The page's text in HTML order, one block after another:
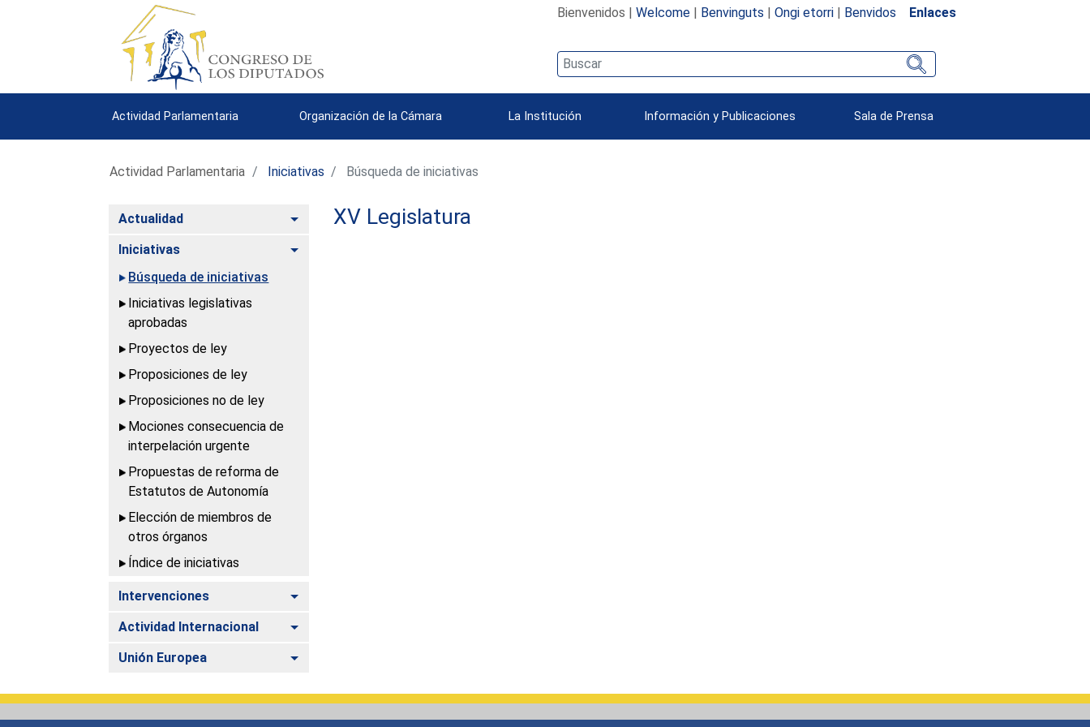
Bienvenidos | Welcome| Benvinguts | Ongi etorri| Benvidos Enlaces
Actividad Parlamentaria Organización de la Cámara La Institución Información y Publicaciones Sala de Prensa
Actividad Parlamentaria Iniciativas Búsqueda de iniciativas
Actualidad Alternar
Iniciativas
Alternar
Búsqueda de iniciativas
Iniciativas legislativas
aprobadas
Proyectos de ley
Proposiciones de ley
Proposiciones no de ley
Mociones consecuencia de
interpelación urgente
Propuestas de reforma de
Estatutos de Autonomía
Elección de miembros de
otros órganos
Índice de iniciativas
Intervenciones Alternar
Actividad Internacional Alternar
Unión Europea Alternar
XV Legislatura